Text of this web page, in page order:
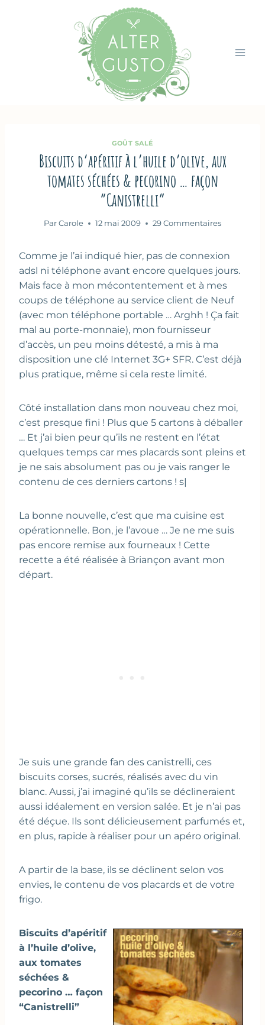
GOÛT SALÉ
Biscuits d’apéritif à l’huile d’olive, aux
tomates séchées & pecorino … façon
“Canistrelli”
Par Carole 12 mai 2009 29 Commentaires
Comme je l’ai indiqué hier, pas de connexion
adsl ni téléphone avant encore quelques jours.
Mais face à mon mécontentement et à mes
coups de téléphone au service client de Neuf
(avec mon téléphone portable … Arghh ! Ça fait
mal au porte-monnaie), mon fournisseur
d’accès, un peu moins détesté, a mis à ma
disposition une clé Internet 3G+ SFR. C’est déjà
plus pratique, même si cela reste limité.
Côté installation dans mon nouveau chez moi,
c’est presque fini ! Plus que 5 cartons à déballer
… Et j’ai bien peur qu’ils ne restent en l’état
quelques temps car mes placards sont pleins et
je ne sais absolument pas ou je vais ranger le
contenu de ces derniers cartons ! s|
La bonne nouvelle, c’est que ma cuisine est
opérationnelle. Bon, je l’avoue … Je ne me suis
pas encore remise aux fourneaux ! Cette
recette a été réalisée à Briançon avant mon
départ.
Je suis une grande fan des canistrelli, ces
biscuits corses, sucrés, réalisés avec du vin
blanc. Aussi, j’ai imaginé qu’ils se déclineraient
aussi idéalement en version salée. Et je n’ai pas
été déçue. Ils sont délicieusement parfumés et,
en plus, rapide à réaliser pour un apéro original.
A partir de la base, ils se déclinent selon vos
envies, le contenu de vos placards et de votre
frigo.
Biscuits d’apéritif
à l’huile d’olive,
aux tomates
séchées &
pecorino … façon
“Canistrelli”